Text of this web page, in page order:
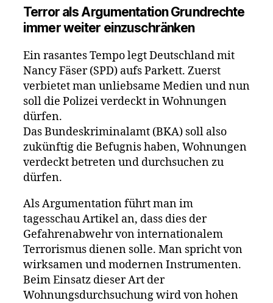
2.0
–
Terror als Argumentation Grundrechte
immer weiter einzuschränken
Ein rasantes Tempo legt Deutschland mit
Nancy Fäser (SPD) aufs Parkett. Zuerst
verbietet man unliebsame Medien und nun
soll die Polizei verdeckt in Wohnungen
dürfen.
Das Bundeskriminalamt (BKA) soll also
zukünftig die Befugnis haben, Wohnungen
verdeckt betreten und durchsuchen zu
dürfen.
Als Argumentation führt man im
tagesschau Artikel an, dass dies der
Gefahrenabwehr von internationalem
Terrorismus dienen solle. Man spricht von
wirksamen und modernen Instrumenten.
Beim Einsatz dieser Art der
Wohnungsdurchsuchung wird von hohen